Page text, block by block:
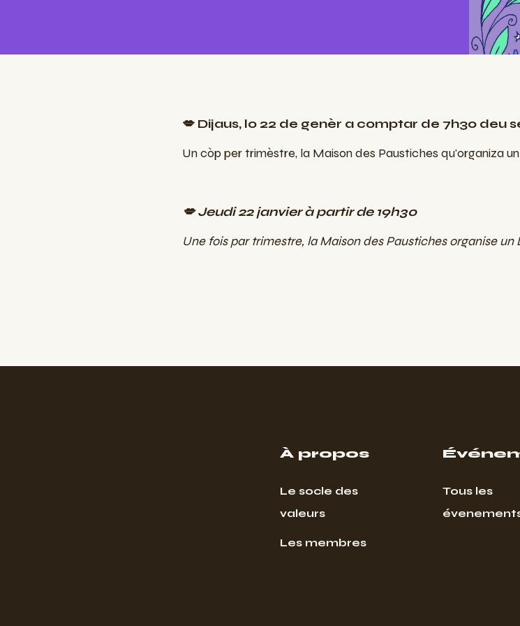
💋 Dijaus, lo 22 de genèr a comptar de 7h30 deu
Un còp per trimèstre, la Maison des Paustiches qu'organiza
💋 Jeudi 22 janvier à partir de 19h30
Une fois par trimestre, la Maison des Paustiches organise un
À propos
Le socle des
valeurs
Les membres
Tous les